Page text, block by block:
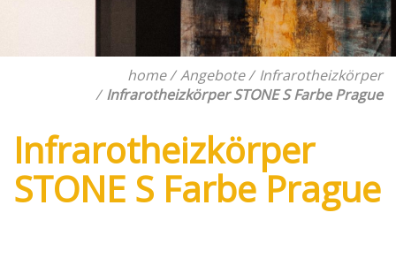
home Angebote
Infrarotheizkörper
Infrarotheizkörper STONE S Farbe Prague
Infrarotheizkörper
STONE S Farbe Prague